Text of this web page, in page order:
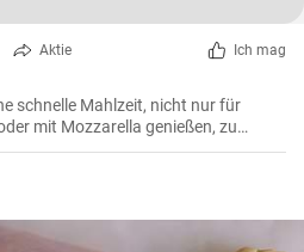
Aktie Ich mag
schnelle Mahlzeit, nicht nur für
mit Mozzarella genießen, zu